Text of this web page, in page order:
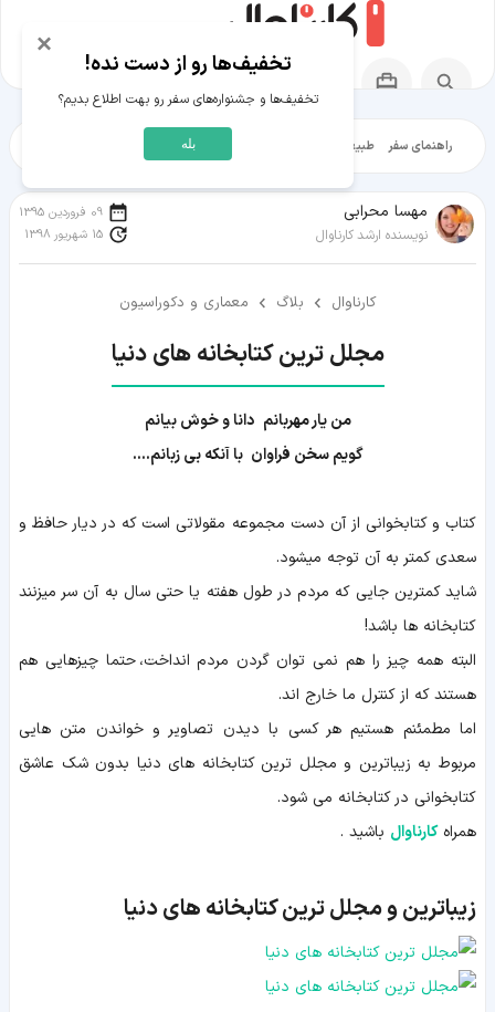
راهنمای سفر طبیعت‌گردی شهرگردی
مهسا محرابی
نویسنده ارشد کارناوال
09 فروردین 1395
15 شهریور 1398
کارناوال بلاگ معماری و دکوراسیون
مجلل ترین کتابخانه های دنیا
من یار مهربانم دانا و خوش بیانم
گویم سخن فراوان با آنکه بی زبانم....
کتاب و کتابخوانی از آن دست مجموعه مقولاتی است که در دیار حافظ و
سعدی کمتر به آن توجه میشود.
شاید کمترین جایی که مردم در طول هفته یا حتی سال به آن سر میزنند
کتابخانه ها باشد!
البته همه چیز را هم نمی توان گردن مردم انداخت، حتما چیزهایی هم
هستند که از کنترل ما خارج اند.
اما مطمئنم هستیم هر کسی با دیدن تصاویر و خواندن متن هایی
مربوط به زیباترین و مجلل ترین کتابخانه های دنیا بدون شک عاشق
کتابخوانی در کتابخانه می شود.
همراه کارناوال باشید .
زیباترین و مجلل ترین کتابخانه های دنیا
×
تخفیف‌ها رو از دست نده!
تخفیف‌ها و جشنواره‌های سفر رو بهت اطلاع بدیم؟
بله